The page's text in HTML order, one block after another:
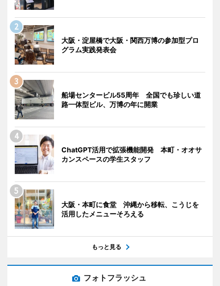
大阪・淀屋橋で大阪・関西万博の参加型プロ
グラム実践発表会
船場センタービル55周年 全国でも珍しい道
路一体型ビル、万博の年に開業
ChatGPT活用で拡張機能開発 本町・オオサ
カンスペースの学生スタッフ
大阪・本町に食堂 沖縄から移転、こうじを
活用したメニューそろえる
もっと見る
フォトフラッシュ